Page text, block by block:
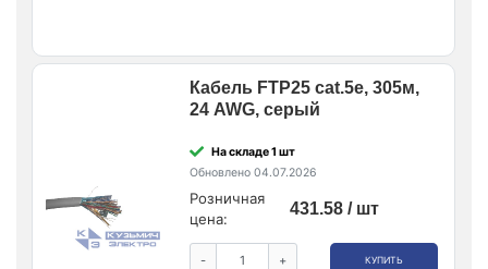
Кабель FTP25 cat.5e, 305м,
24 AWG, серый
На складе 1 шт
Обновлено 04.07.2026
Розничная
цена:
431.58 / шт
- + КУПИТЬ